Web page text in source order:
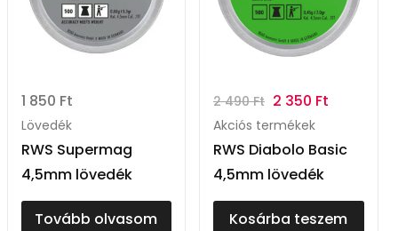
1 850 Ft
Lövedék
RWS Supermag
4,5mm lövedék
Tovább olvasom
2 490Ft 2 350 Ft
Akciós termékek
RWS Diabolo Basic
4,5mm lövedék
Kosárba teszem